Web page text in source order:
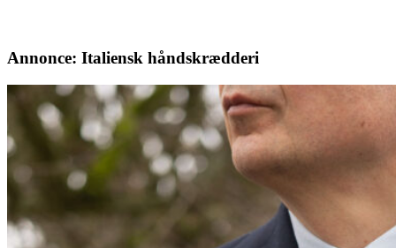
Annonce: Italiensk håndskrædderi